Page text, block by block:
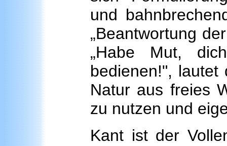
und
„Beantwortung
„Habe Mut,
bedienen!",
Natur aus freies
zu nutzen und
Kant ist der